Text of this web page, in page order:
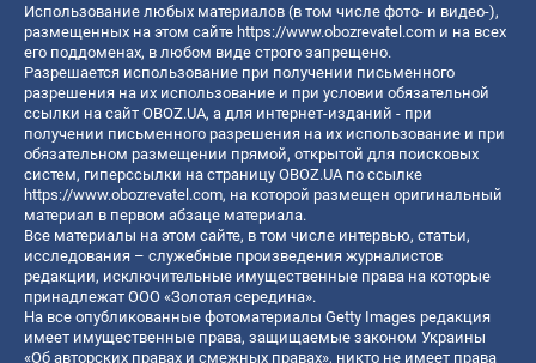
Использование любых материалов (в том числе фото- и видео-),
размещенных на этом сайте https://www.obozrevatel.com и на всех
его поддоменах, в любом виде строго запрещено.
Разрешается использование при получении письменного
разрешения на их использование и при условии обязательной
ссылки на сайт OBOZ.UA, а для интернет-изданий - при
получении письменного разрешения на их использование и при
обязательном размещении прямой, открытой для поисковых
систем, гиперссылки на страницу OBOZ.UA по ссылке
https://www.obozrevatel.com, на которой размещен оригинальный
материал в первом абзаце материала.
Все материалы на этом сайте, в том числе интервью, статьи,
исследования – служебные произведения журналистов
редакции, исключительные имущественные права на которые
принадлежат ООО «Золотая середина».
На все опубликованные фотоматериалы Getty Images редакция
имеет имущественные права, защищаемые законом Украины
«Об авторских правах и смежных правах», никто не имеет права